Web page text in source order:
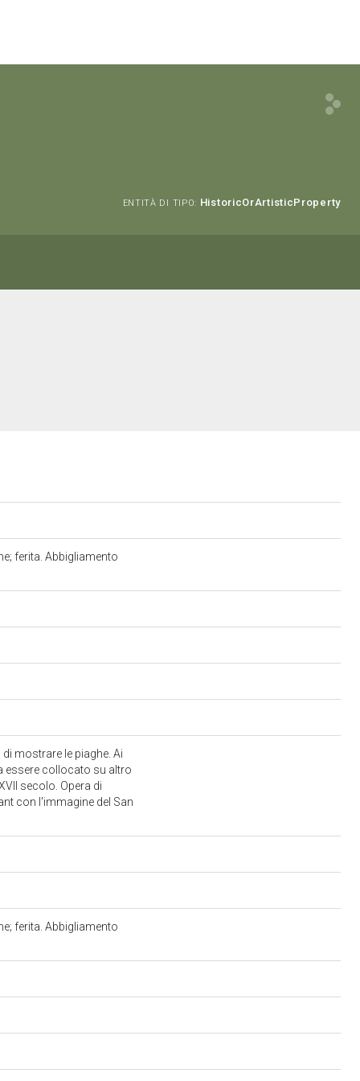
ENTITÀ DI TIPO: HistoricOrArtisticProperty
ferita. Abbigliamento
mostrare le piaghe. Ai
essere collocato su altro
secolo. Opera di
con l'immagine del San
ferita. Abbigliamento